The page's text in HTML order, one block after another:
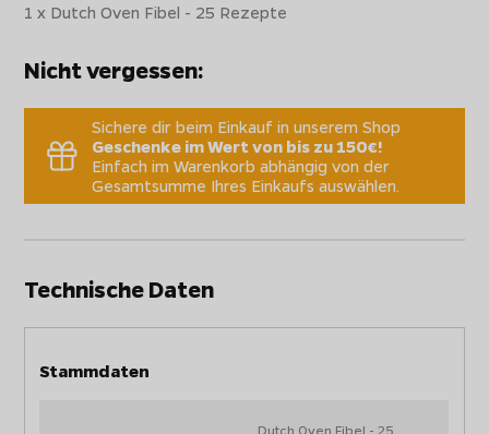
1 x Dutch Oven Fibel - 25 Rezepte
Nicht vergessen:
Sichere dir beim Einkauf in unserem Shop
Geschenke im Wert von bis zu 150€!
Einfach im Warenkorb abhängig von der
Gesamtsumme Ihres Einkaufs auswählen.
Technische Daten
Stammdaten
Dutch Oven Fibel - 25